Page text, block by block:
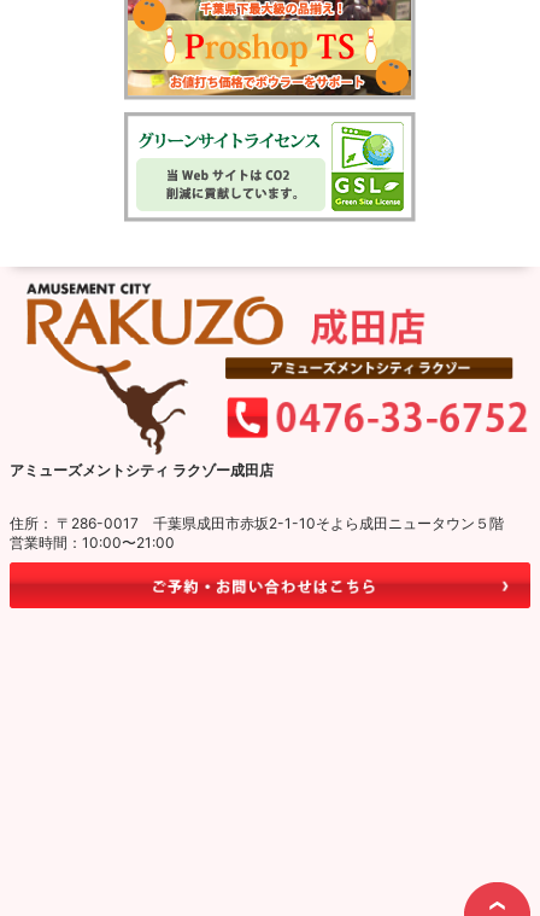
アミューズメントシティ ラクゾー成田店
住所： 〒286-0017 千葉県成田市赤坂2-1-10そよら成田ニュータウン５階
営業時間：10:00〜21:00